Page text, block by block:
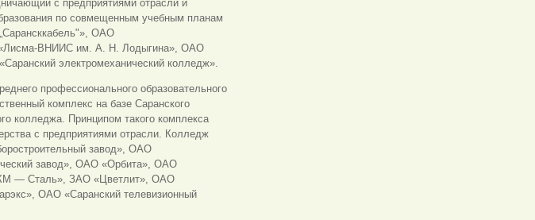
с предприятиями отрасли и
по совмещенным учебным планам
ОАО
ВНИИС им. А. Н. Лодыгина», ОАО
электромеханический колледж».
профессионального образовательного
комплекс на базе Саранского
колледжа. Принципом такого комплекса
с предприятиями отрасли. Колледж
завод», ОАО
завод», ОАО «Орбита», ОАО
— Сталь», ЗАО «Цветлит», ОАО
ОАО «Саранский телевизионный